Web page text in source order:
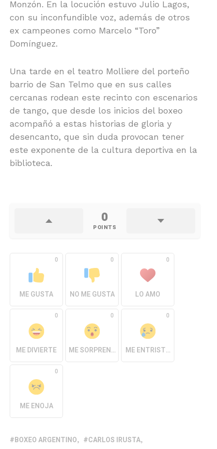
Monzón. En la locución estuvo Julio Lagos,
con su inconfundible voz, además de otros
ex campeones como Marcelo “Toro”
Domínguez.
Una tarde en el teatro Molliere del porteño
barrio de San Telmo que en sus calles
cercanas rodean este recinto con escenarios
de tango, que desde los inicios del boxeo
acompañó a estas historias de gloria y
desencanto, que sin duda provocan tener
este exponente de la cultura deportiva en la
biblioteca.
0
POINTS
0
ME GUSTA
0
NO ME GUSTA
0
LO AMO
0
ME DIVIERTE
0
ME SORPRENDE
0
ME ENTRISTECE
0
ME ENOJA
BOXEO ARGENTINO
CARLOS IRUSTA